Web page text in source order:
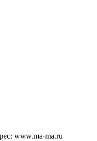
www.ma-ma.ru